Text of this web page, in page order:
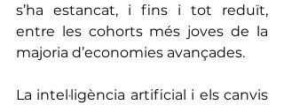
s’ha estancat, i fins i tot reduït,
entre les cohorts més joves de la
majoria d’economies avançades.
La intel·ligència artificial i els canvis